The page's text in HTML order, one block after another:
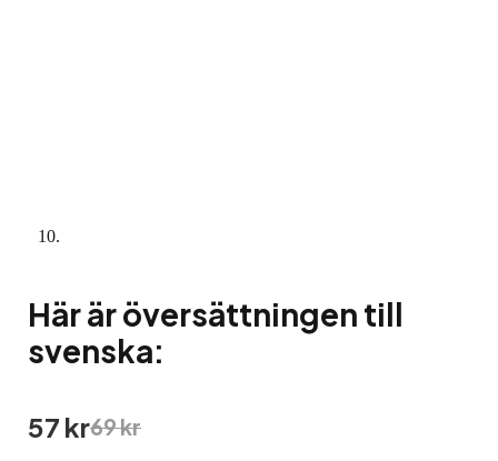
Här är översättningen till
svenska:
69kr
Det
ursprungliga
57 krDet
nuvarande